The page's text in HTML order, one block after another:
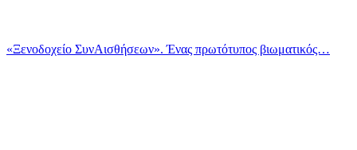
«Ξενοδοχείο ΣυνΑισθήσεων». Ένας πρωτότυπος βιωματικός…